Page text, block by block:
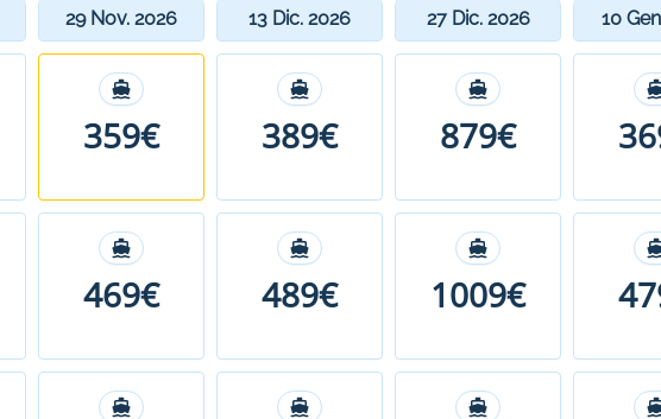
29 Nov. 2026 13 Dic. 2026 27 Dic. 2026 10
359€ 389€ 879€
469€ 489€ 1009€